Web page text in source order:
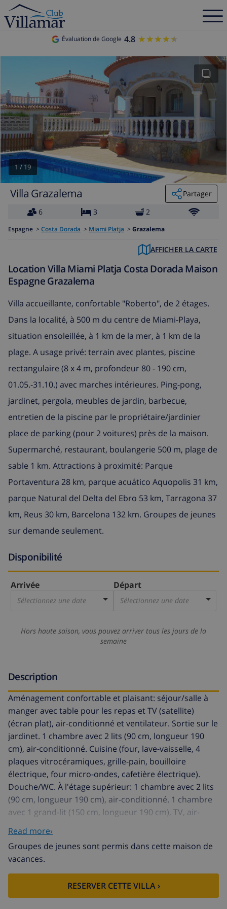
Évaluation de Google 4.8 ★★★★★
★★★★★
1 / 19
Villa Grazalema
Partager
6
3 2
Espagne > Costa Dorada > Miami Platja > Grazalema
AFFICHER LA CARTE
Location Villa Miami Platja Costa Dorada Maison
Espagne Grazalema
Villa accueillante, confortable "Roberto", de 2 étages.
Dans la localité, à 500 m du centre de Miami-Playa,
situation ensoleillée, à 1 km de la mer, à 1 km de la
plage. A usage privé: terrain avec plantes, piscine
rectangulaire (8 x 4 m, profondeur 80 - 190 cm,
01.05.-31.10.) avec marches intérieures. Ping-pong,
jardinet, pergola, meubles de jardin, barbecue,
entretien de la piscine par le propriétaire/jardinier
place de parking (pour 2 voitures) près de la maison.
Supermarché, restaurant, boulangerie 500 m, plage de
sable 1 km. Attractions à proximité: Parque
Portaventura 28 km, parque acuático Aquopolis 31 km,
parque Natural del Delta del Ebro 53 km, Tarragona 37
km, Reus 30 km, Barcelona 132 km. Groupes de jeunes
sur demande seulement.
Disponibilité
Arrivée
Sélectionnez une date
Départ
Sélectionnez une date
Hors haute saison, vous pouvez arriver tous les jours de la
semaine
Description
Aménagement confortable et plaisant: séjour/salle à
manger avec table pour les repas et TV (satellite)
(écran plat), air-conditionné et ventilateur. Sortie sur le
jardinet. 1 chambre avec 2 lits (90 cm, longueur 190
cm), air-conditionné. Cuisine (four, lave-vaisselle, 4
plaques vitrocéramiques, grille-pain, bouilloire
électrique, four micro-ondes, cafetière électrique).
Douche/WC. À l'étage supérieur: 1 chambre avec 2 lits
(90 cm, longueur 190 cm), air-conditionné. 1 chambre
avec 1 grand-lit (150 cm, longueur 190 cm), TV, air-
conditionné et ventilateur. Sortie sur la terrasse.
Bain/bidet/WC. Chauffage. Petite terrasse, jardinet.
Meubles de terrasse, barbecue. A disposition: lave-
linge, fer à repasser, chaise haute pour enfant, lit bébé,
sèche-cheveux. Internet (Connexion WIFI, gratuit).
Place de parking (cloturée, 2 Voitures). Adapté(e) aux
familles. 2 animaux/ chiens autorisés. HUTT009207
Read more›
Groupes de jeunes sont permis dans cette maison de
vacances.
RESERVER CETTE VILLA ›